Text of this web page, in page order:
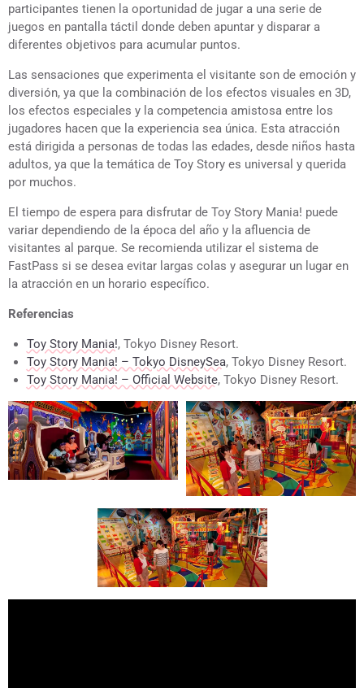
participantes tienen la oportunidad de jugar a una serie de
juegos en pantalla táctil donde deben apuntar y disparar a
diferentes objetivos para acumular puntos.
Las sensaciones que experimenta el visitante son de emoción y
diversión, ya que la combinación de los efectos visuales en 3D,
los efectos especiales y la competencia amistosa entre los
jugadores hacen que la experiencia sea única. Esta atracción
está dirigida a personas de todas las edades, desde niños hasta
adultos, ya que la temática de Toy Story es universal y querida
por muchos.
El tiempo de espera para disfrutar de Toy Story Mania! puede
variar dependiendo de la época del año y la afluencia de
visitantes al parque. Se recomienda utilizar el sistema de
FastPass si se desea evitar largas colas y asegurar un lugar en
la atracción en un horario específico.
Referencias
Toy Story Mania!, Tokyo Disney Resort.
Toy Story Mania! – Tokyo DisneySea, Tokyo Disney Resort.
Toy Story Mania! – Official Website, Tokyo Disney Resort.